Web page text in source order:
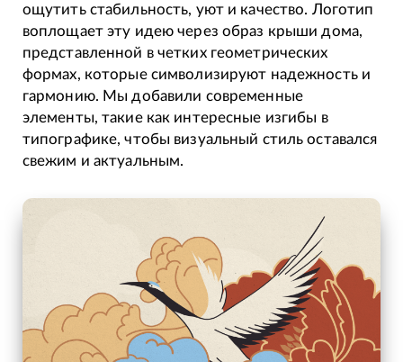
ощутить стабильность, уют и качество. Логотип
воплощает эту идею через образ крыши дома,
представленной в четких геометрических
формах, которые символизируют надежность и
гармонию. Мы добавили современные
элементы, такие как интересные изгибы в
типографике, чтобы визуальный стиль оставался
свежим и актуальным.